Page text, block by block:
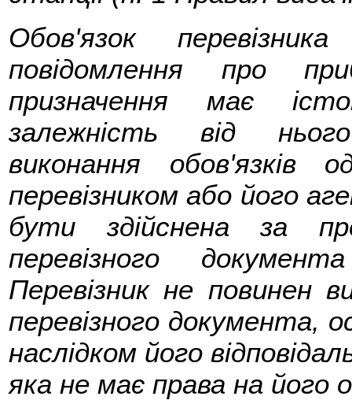
Обов'язок
повідомлення про
призначення має
залежність від
виконання обов'язків
перевізником або його
бути здійснена за
перевізного
Перевізник не повинен
перевізного документа,
наслідком його
яка не має права на його